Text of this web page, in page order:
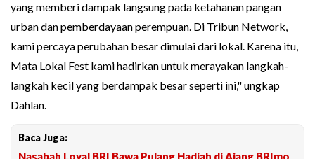
yang memberi dampak langsung pada ketahanan pangan
urban dan pemberdayaan perempuan. Di Tribun Network,
kami percaya perubahan besar dimulai dari lokal. Karena itu,
Mata Lokal Fest kami hadirkan untuk merayakan langkah-
langkah kecil yang berdampak besar seperti ini," ungkap
Dahlan.
Baca Juga:
Nasabah Loyal BRI Bawa Pulang Hadiah di Ajang BRImo